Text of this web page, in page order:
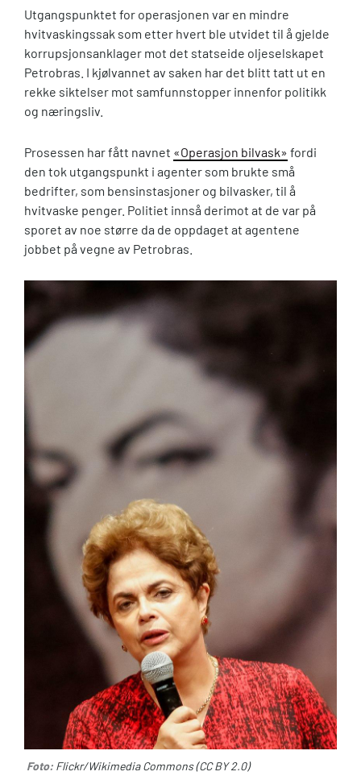
Utgangspunktet for operasjonen var en mindre
hvitvaskingssak som etter hvert ble utvidet til å gjelde
korrupsjonsanklager mot det statseide oljeselskapet
Petrobras. I kjølvannet av saken har det blitt tatt ut en
rekke siktelser mot samfunnstopper innenfor politikk
og næringsliv.
Prosessen har fått navnet «Operasjon bilvask» fordi
den tok utgangspunkt i agenter som brukte små
bedrifter, som bensinstasjoner og bilvasker, til å
hvitvaske penger. Politiet innså derimot at de var på
sporet av noe større da de oppdaget at agentene
jobbet på vegne av Petrobras.
Foto: Flickr/Wikimedia Commons (CC BY 2.0)